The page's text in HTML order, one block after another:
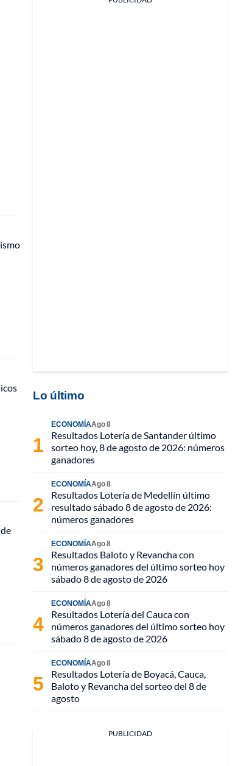
Lo último
ECONOMÍAAgo 8
Resultados Lotería de Santander último
sorteo hoy, 8 de agosto de 2026: números
ganadores
ECONOMÍAAgo 8
Resultados Lotería de Medellín último
resultado sábado 8 de agosto de 2026:
números ganadores
ECONOMÍAAgo 8
Resultados Baloto y Revancha con
números ganadores del último sorteo hoy
sábado 8 de agosto de 2026
ECONOMÍAAgo 8
Resultados Lotería del Cauca con
números ganadores del último sorteo hoy
sábado 8 de agosto de 2026
ECONOMÍAAgo 8
Resultados Lotería de Boyacá, Cauca,
Baloto y Revancha del sorteo del 8 de
agosto
PUBLICIDAD